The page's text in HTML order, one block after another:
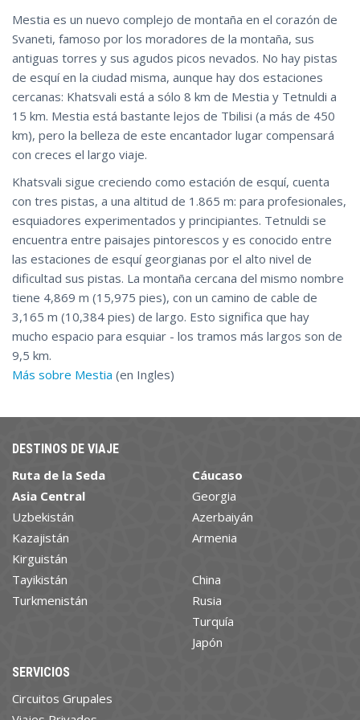
Mestia es un nuevo complejo de montaña en el corazón de
Svaneti, famoso por los moradores de la montaña, sus
antiguas torres y sus agudos picos nevados. No hay pistas
de esquí en la ciudad misma, aunque hay dos estaciones
cercanas: Khatsvali está a sólo 8 km de Mestia y Tetnuldi a
15 km. Mestia está bastante lejos de Tbilisi (a más de 450
km), pero la belleza de este encantador lugar compensará
con creces el largo viaje.
Khatsvali sigue creciendo como estación de esquí, cuenta
con tres pistas, a una altitud de 1.865 m: para profesionales,
esquiadores experimentados y principiantes. Tetnuldi se
encuentra entre paisajes pintorescos y es conocido entre
las estaciones de esquí georgianas por el alto nivel de
dificultad sus pistas. La montaña cercana del mismo nombre
tiene 4,869 m (15,975 pies), con un camino de cable de
3,165 m (10,384 pies) de largo. Esto significa que hay
mucho espacio para esquiar - los tramos más largos son de
9,5 km.
Más sobre Mestia (en Ingles)
DESTINOS DE VIAJE
Ruta de la Seda
Asia Central
Uzbekistán
Kazajistán
Kirguistán
Tayikistán
Turkmenistán
Cáucaso
Georgia
Azerbaiyán
Armenia
China
Rusia
Turquía
Japón
SERVICIOS
Circuitos Grupales